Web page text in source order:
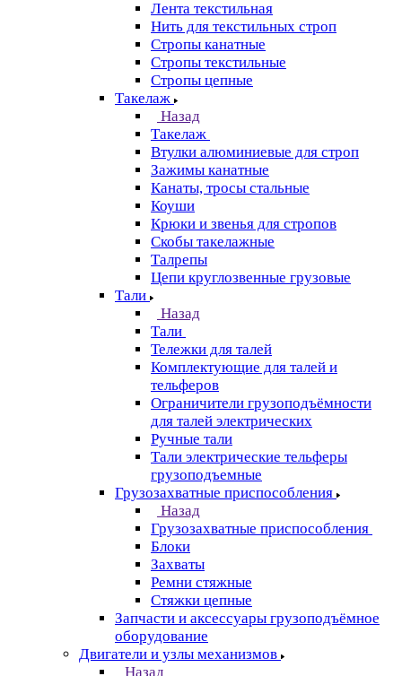
Лента текстильная
Нить для текстильных строп
Стропы канатные
Стропы текстильные
Стропы цепные
Такелаж
Назад
Такелаж
Втулки алюминиевые для строп
Зажимы канатные
Канаты, тросы стальные
Коуши
Крюки и звенья для стропов
Скобы такелажные
Талрепы
Цепи круглозвенные грузовые
Тали
Назад
Тали
Тележки для талей
Комплектующие для талей и
тельферов
Ограничители грузоподъёмности
для талей электрических
Ручные тали
Тали электрические тельферы
грузоподъемные
Грузозахватные приспособления
Назад
Грузозахватные приспособления
Блоки
Захваты
Ремни стяжные
Стяжки цепные
Запчасти и аксессуары грузоподъёмное
оборудование
Двигатели и узлы механизмов
Назад